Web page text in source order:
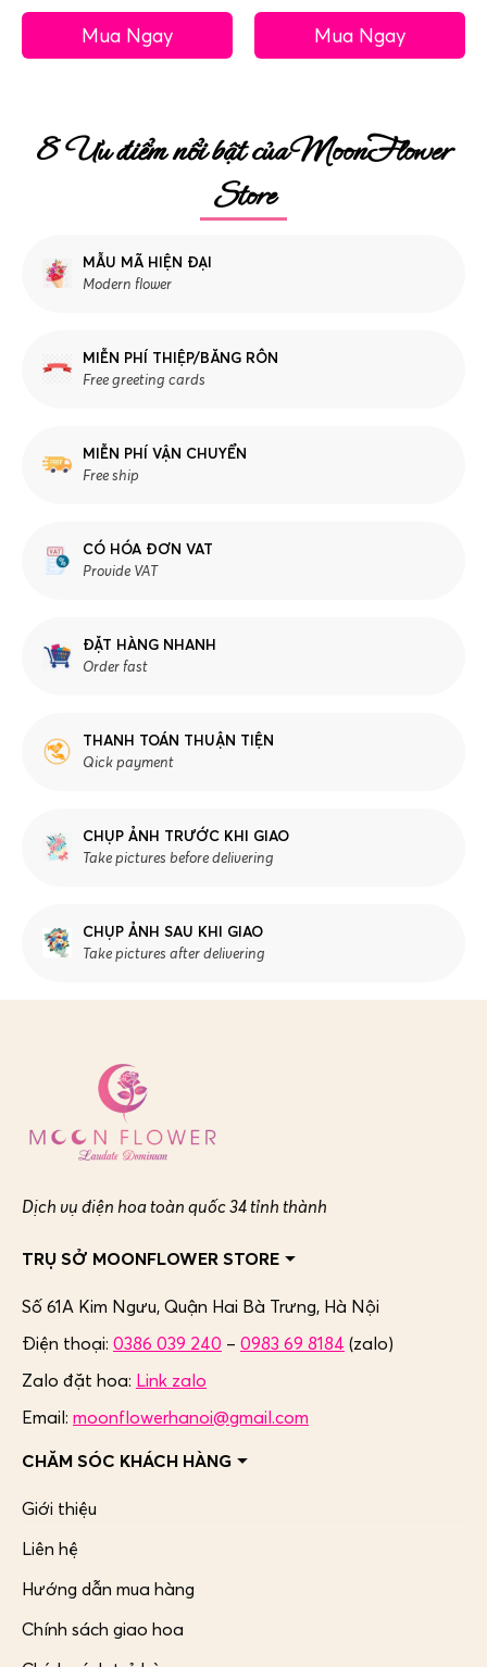
Mua Ngay Mua Ngay
8 Ưu điểm nổi bật của MoonFlower
Store
MẪU MÃ HIỆN ĐẠI
Modern flower
MIỄN PHÍ THIỆP/BĂNG RÔN
Free greeting cards
MIỄN PHÍ VẬN CHUYỂN
Free ship
CÓ HÓA ĐƠN VAT
Provide VAT
ĐẶT HÀNG NHANH
Order fast
THANH TOÁN THUẬN TIỆN
Qick payment
CHỤP ẢNH TRƯỚC KHI GIAO
Take pictures before delivering
CHỤP ẢNH SAU KHI GIAO
Take pictures after delivering
Dịch vụ điện hoa toàn quốc 34 tỉnh thành
TRỤ SỞ MOONFLOWER STORE
Số 61A Kim Ngưu, Quận Hai Bà Trưng, Hà Nội
Điện thoại: 0386 039 240 – 0983 69 8184 (zalo)
Zalo đặt hoa: Link zalo
Email: moonflowerhanoi@gmail.com
CHĂM SÓC KHÁCH HÀNG
Giới thiệu
Liên hệ
Hướng dẫn mua hàng
Chính sách giao hoa